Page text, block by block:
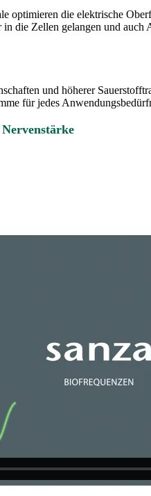
optimieren die elektrische
in die Zellen gelangen und
und höherer
für jedes